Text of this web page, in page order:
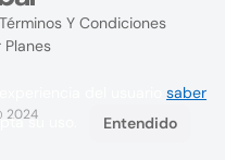
Términos Y Condiciones
Planes
2024
saber
su uso. Entendido